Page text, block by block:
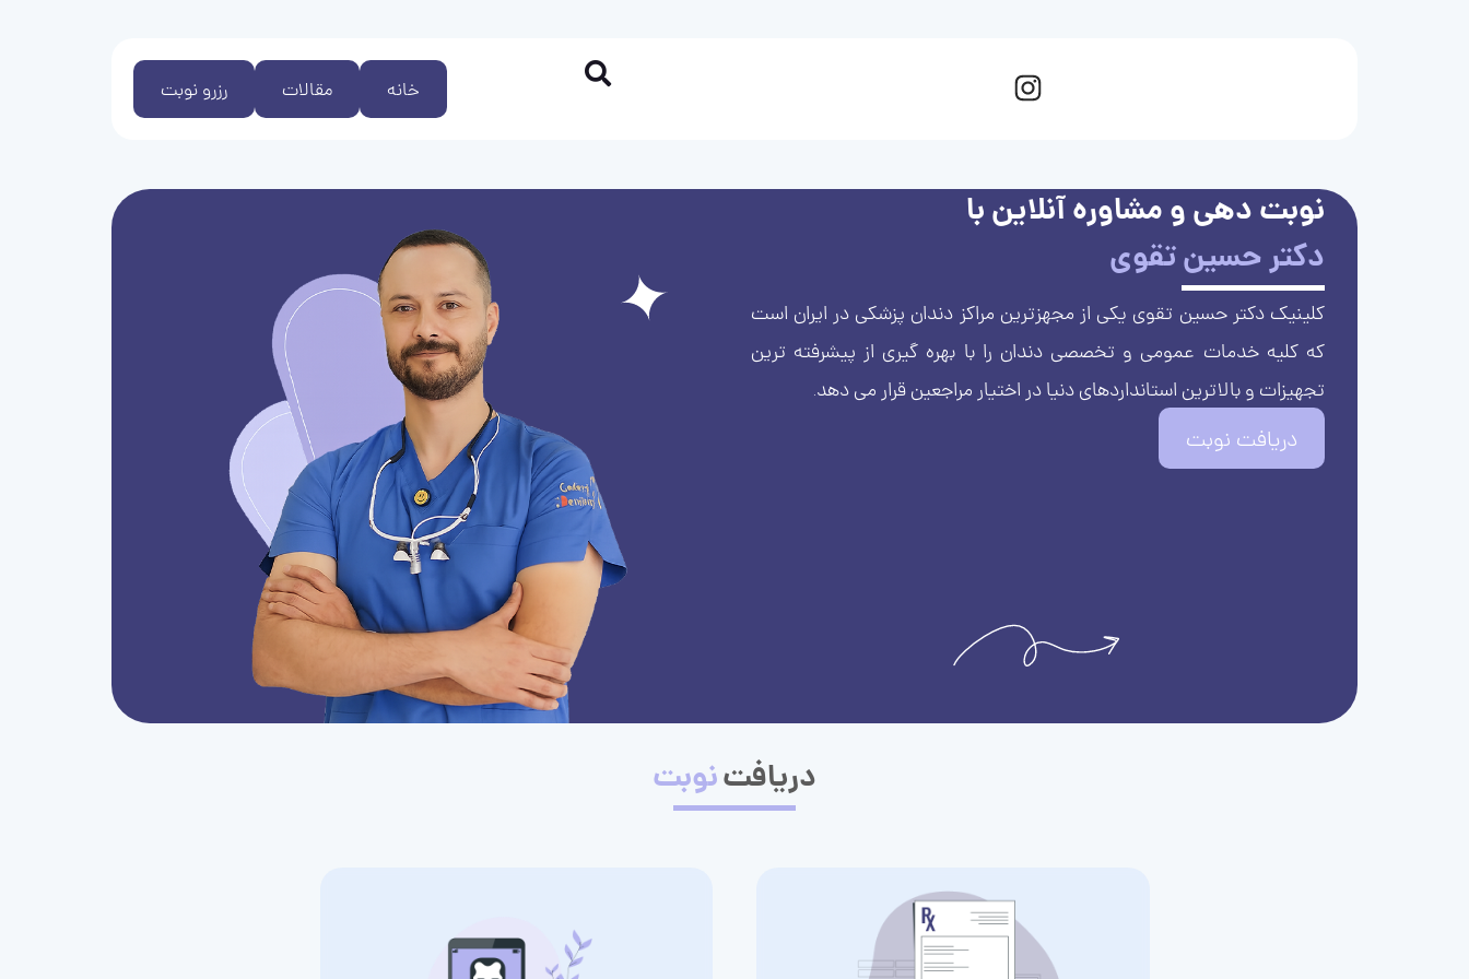
رزرو نوبت مقالات خانه
نوبت دهی و مشاوره آنلاین با
دکتر حسین تقوی
کلینیک دکتر حسین تقوی یکی از مجهزترین مراکز دندان پزشکی در ایران است
که کلیه خدمات عمومی و تخصصی دندان را با بهره گیری از پیشرفته ترین
تجهیزات و بالاترین استانداردهای دنیا در اختیار مراجعین قرار می دهد.
دریافت نوبت
دریافتنوبت